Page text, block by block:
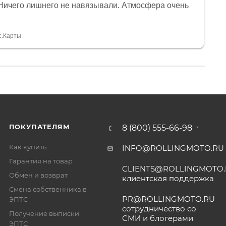
лишнего не навязывали. Атмосфера очень
Дмитрию, за клиентоориентированность и
ПОКУПАТЕЛЯМ
Как купить
Гарантия на товар
Обмен и возврат
Смена собственника в
ЭПТС
Получение выписки
ЭПТС
8 (800) 555-66-98
INFO@ROLLINGMOTO.RU
клиентская поддержка
PR@ROLLINGMOTO.RU
сотрудничество со
СМИ и блогерами